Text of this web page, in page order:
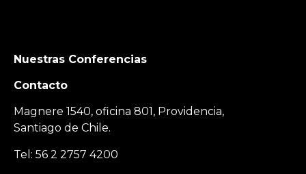
Nuestras Conferencias
Contacto
Magnere 1540, oficina 801, Providencia,
Santiago de Chile.
Tel: 56 2 2757 4200